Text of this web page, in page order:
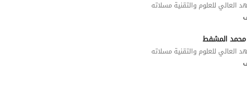
العالي للعلوم والتقنية مسلاته
محمد المشفط
العالي للعلوم والتقنية مسلاته